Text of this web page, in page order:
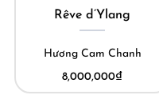
Rêve d’Ylang
Hương Cam Chanh
8,000,000₫